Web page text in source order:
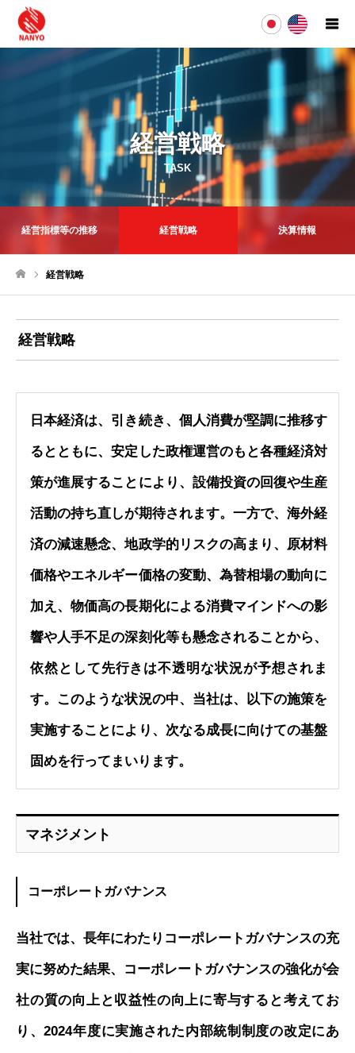
経営戦略
TASK
経営指標等の推移 経営戦略 決算情報
経営戦略
経営戦略
日本経済は、引き続き、個人消費が堅調に推移す
るとともに、安定した政権運営のもと各種経済対
策が進展することにより、設備投資の回復や生産
活動の持ち直しが期待されます。一方で、海外経
済の減速懸念、地政学的リスクの高まり、原材料
価格やエネルギー価格の変動、為替相場の動向に
加え、物価高の長期化による消費マインドへの影
響や人手不足の深刻化等も懸念されることから、
依然として先行きは不透明な状況が予想されま
す。このような状況の中、当社は、以下の施策を
実施することにより、次なる成長に向けての基盤
固めを行ってまいります。
マネジメント
コーポレートガバナンス
当社では、長年にわたりコーポレートガバナンスの充
実に努めた結果、コーポレートガバナンスの強化が会
社の質の向上と収益性の向上に寄与すると考えてお
り、2024年度に実施された内部統制制度の改定にあ